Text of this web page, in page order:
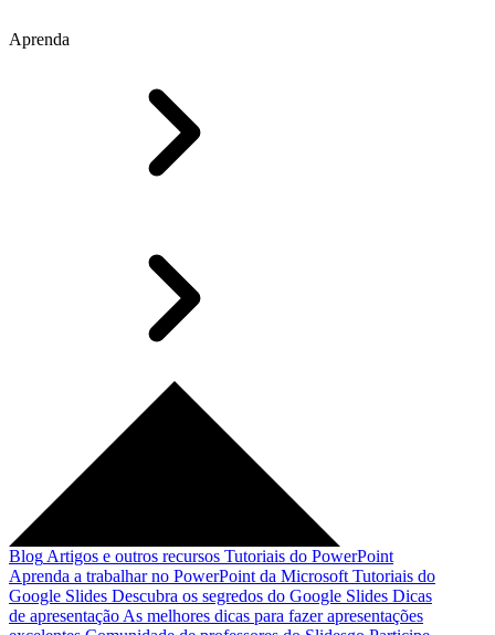
Aprenda
Blog Artigos e outros recursos Tutoriais do PowerPoint
Aprenda a trabalhar no PowerPoint da Microsoft Tutoriais do
Google Slides Descubra os segredos do Google Slides Dicas
de apresentação As melhores dicas para fazer apresentações